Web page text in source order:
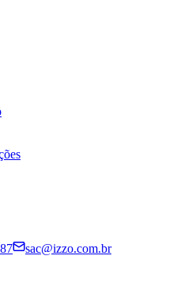
sac@izzo.com.br